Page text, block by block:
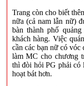
Trang còn cho biết
nữa (cả nam lẫn nữ)
bàn thành phố
khách hàng. Việc
cần các bạn nữ có vóc
làm MC cho chương
thì đòi hỏi PG phải có
hoạt bát hơn.